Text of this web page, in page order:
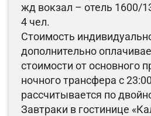
жд вокзал – отель 1600/
4 чел.
Стоимость
дополнительно
стоимости от основного
ночного трансфера с
рассчитывается по
Завтраки в гостинице